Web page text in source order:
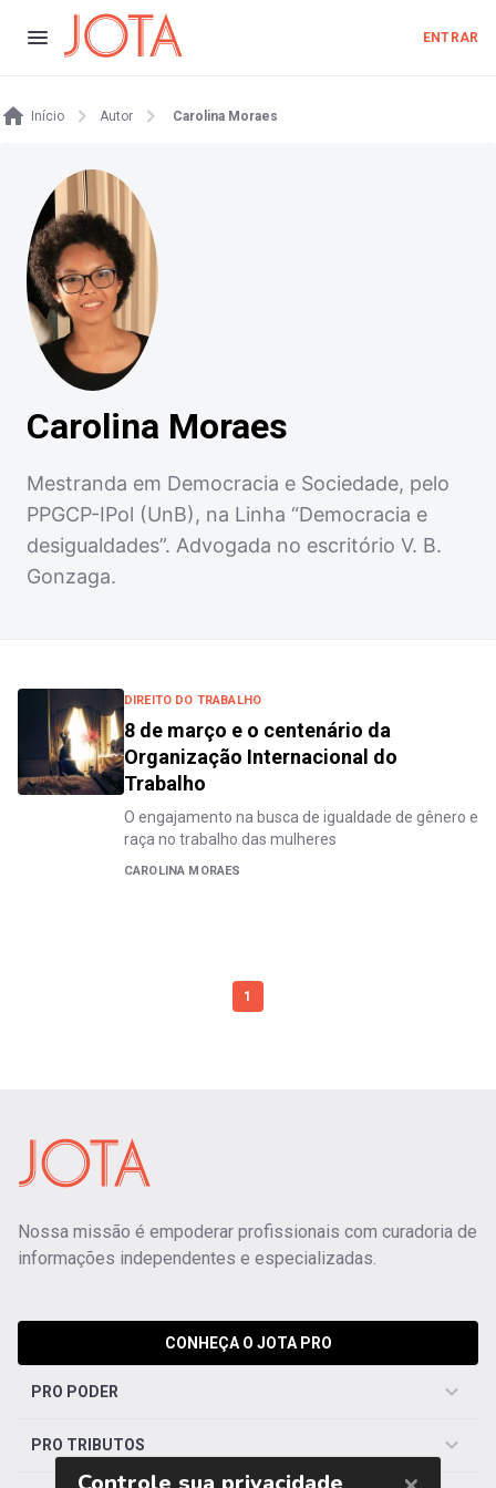
ENTRAR
Início Autor Carolina Moraes
Carolina Moraes
Mestranda em Democracia e Sociedade, pelo
PPGCP-IPol (UnB), na Linha “Democracia e
desigualdades”. Advogada no escritório V. B.
Gonzaga.
DIREITO DO TRABALHO
8 de março e o centenário da
Organização Internacional do
Trabalho
O engajamento na busca de igualdade de gênero e
raça no trabalho das mulheres
CAROLINA MORAES
1
Nossa missão é empoderar profissionais com curadoria de
informações independentes e especializadas.
CONHEÇA O JOTA PRO
PRO PODER
PRO TRIBUTOS